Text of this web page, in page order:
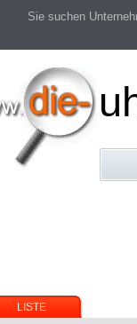
Sie suchen
LISTE